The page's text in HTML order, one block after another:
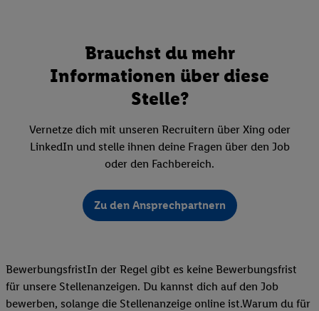
Brauchst du mehr
Informationen über diese
Stelle?
Vernetze dich mit unseren Recruitern über Xing oder
LinkedIn und stelle ihnen deine Fragen über den Job
oder den Fachbereich.
Zu den Ansprechpartnern
BewerbungsfristIn der Regel gibt es keine Bewerbungsfrist
für unsere Stellenanzeigen. Du kannst dich auf den Job
bewerben, solange die Stellenanzeige online ist.Warum du für